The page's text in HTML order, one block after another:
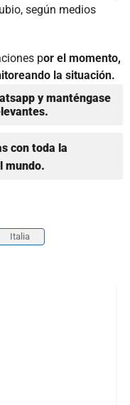
según medios
por el momento,
la situación.
y manténgase
con toda la
mundo.
Italia